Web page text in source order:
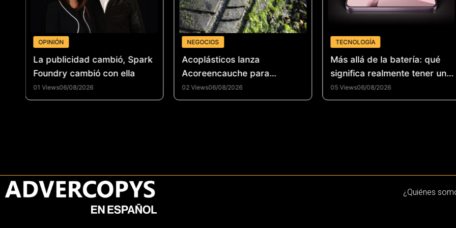
OPINIÓN
La publicidad cambió, Spark
Foundry cambió con ella
01 Views06/08/2026
NEGOCIOS
Acoplásticos lanza
Acoreencauche para
fortalecer la industria del
reencauche de llantas y
02 Views06/08/2026
TECNOLOGÍA
Más allá de la batería: qué
significa realmente tener un
smartphone de alto
rendimiento
05 Views06/08/2026
¿Quiénes